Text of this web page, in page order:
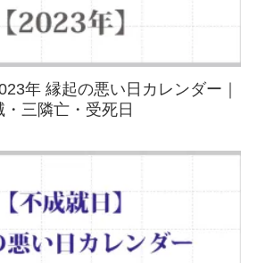
年 縁起の悪い日カレンダー｜
三隣亡・受死日